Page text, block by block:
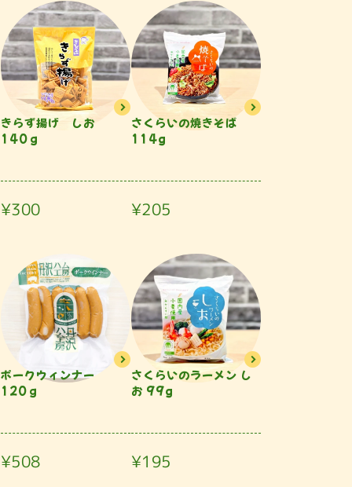
きらず揚げ しお
140ｇ
¥300
さくらいの焼きそば
114g
¥205
ポークウィンナー
120ｇ
¥508
さくらいのラーメン し
お 99g
¥195